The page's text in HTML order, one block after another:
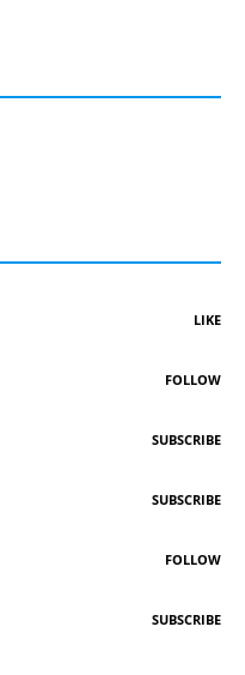
LIKE
FOLLOW
SUBSCRIBE
SUBSCRIBE
FOLLOW
SUBSCRIBE